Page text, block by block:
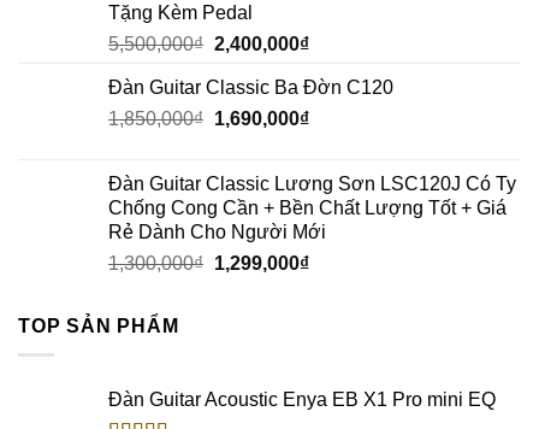
Tặng Kèm Pedal
5,500,000₫ 2,400,000₫
Đàn Guitar Classic Ba Đờn C120
1,850,000₫ 1,690,000₫
Đàn Guitar Classic Lương Sơn LSC120J Có Ty
Chống Cong Cần + Bền Chất Lượng Tốt + Giá
Rẻ Dành Cho Người Mới
1,300,000₫ 1,299,000₫
TOP SẢN PHẨM
Đàn Guitar Acoustic Enya EB X1 Pro mini EQ